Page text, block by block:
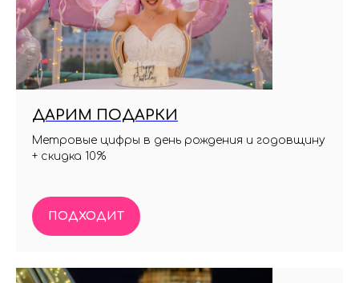
ДАРИМ ПОДАРКИ
Метровые цифры в день рождения и годовщину
+ скидка 10%
ПОДХОДИТ